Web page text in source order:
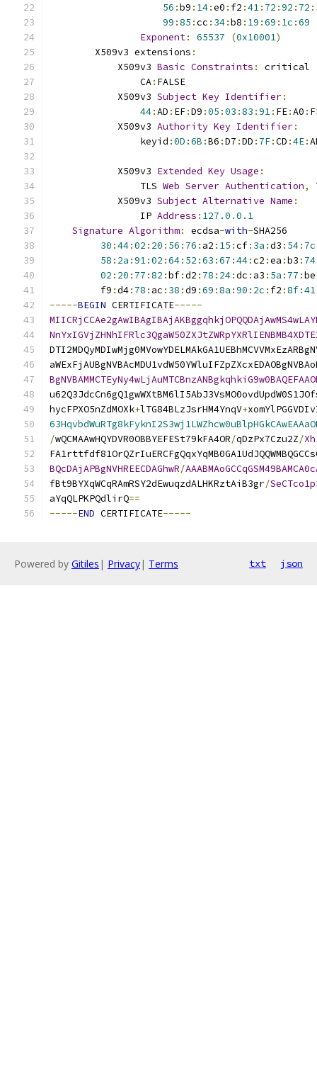
56 :b9 : 14:e0 : f2 :41: 72 :92 : 72 :
99 :85 :cc : 34:b8 : 19 :69 : 1c :69
Exponent: 65537 (0x10001)
        X509v3 extensions
:
            X509v3
Basic Constraints :
critical
                CA
: FALSE
            X509v3
Subject Key Identifier:
44:AD : EF:D9 :05 :03 :83 :91: FE:A0 :
            X509v3
Authority Key Identifier:
                keyid
:0D :6B :B6 :D7 :DD : 7F:CD :4E:
            X509v3
Extended Key Usage :
                TLS
Web Server Authentication,
            X509v3
Subject Alternative Name :
                IP
Address : 127.0 .0.1
Signature Algorithm: ecdsa-with-SHA256
30 :44:02 : 20 : 56 : 76 : a2 : 15 :cf: 3a :d3 : 54: 7c
58 : 2a :91:02 :64: 52 :63 :67 :44:c2 :ea :b3 : 74
02 : 20 : 77 :82 :bf:d2 : 78 : 24:dc : a3 : 5a : 77 :be
         f9
:d4: 78 : ac : 38 :d9 :69 :8a :90 : 2c : f2 :8f:41
-----BEGIN CERTIFICATE-----
hycFPXO5nZdMOXk+lTG84BLzJsrHM4YnqV+
/wQCMAAwHQYDVR0OBBYEFESt79kFA4OR/qDzPx7Czu2Z/
BQcDAjAPBgNVHREECDAGhwR/
fBt9BYXqWCqRAmRSY2dEwuqzdALHKRztAiB3gr/
aYqQLPKPQdlirQ==
-----END CERTIFICATE-----
Powered by Gitiles | Privacy| Terms txt json